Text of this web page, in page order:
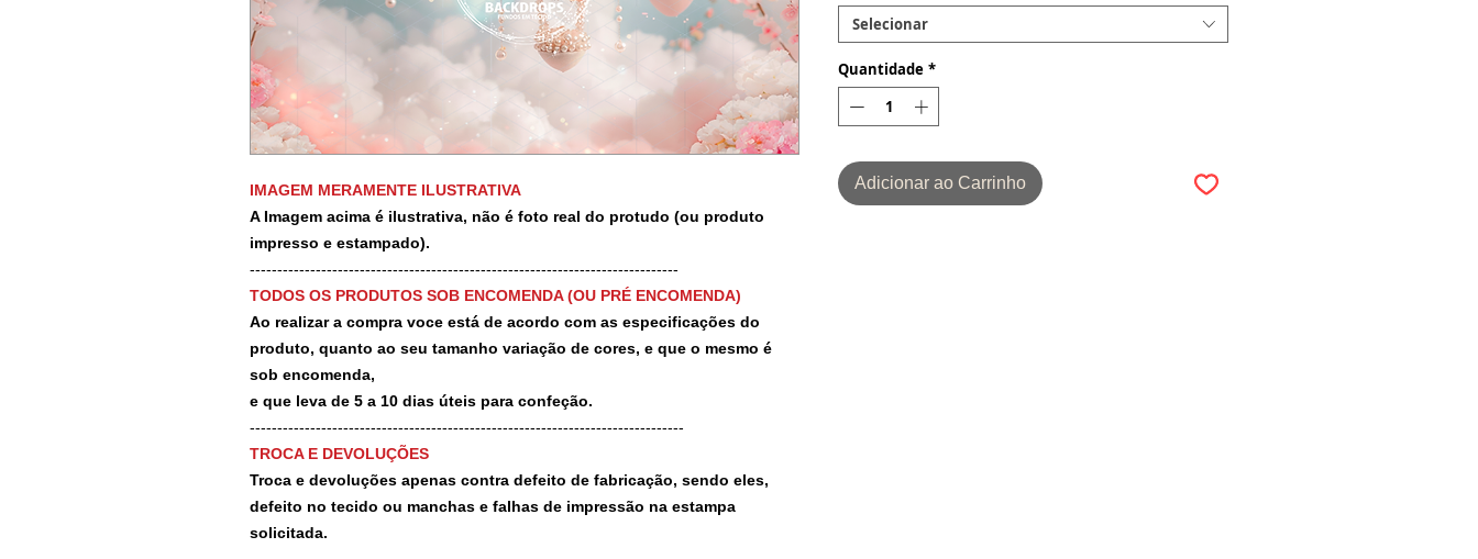
IMAGEM MERAMENTE ILUSTRATIVA
A Imagem acima é ilustrativa, não é foto real do protudo (ou produto
impresso e estampado).
------------------------------------------------------------------------------
TODOS OS PRODUTOS SOB ENCOMENDA (OU PRÉ ENCOMENDA)
Ao realizar a compra voce está de acordo com as especificações do
produto, quanto ao seu tamanho variação de cores, e que o mesmo é
sob encomenda,
e que leva de 5 a 10 dias úteis para confeção.
-------------------------------------------------------------------------------
TROCA E DEVOLUÇÕES
Troca e devoluções apenas contra defeito de fabricação, sendo eles,
defeito no tecido ou manchas e falhas de impressão na estampa
solicitada.
Selecionar
Quantidade *
Adicionar ao Carrinho